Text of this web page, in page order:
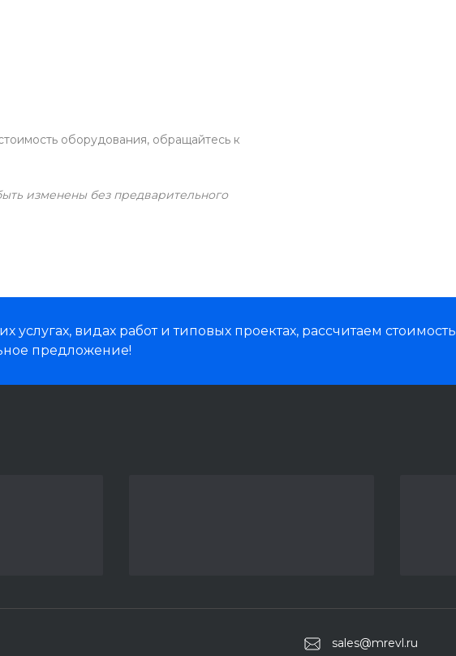
оборудования, обращайтесь к
изменены без предварительного
услугах, видах работ и типовых проектах, рассчитаем стоимость
предложение!
sales@mrevl.ru